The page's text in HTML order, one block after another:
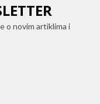
o novim artiklima i